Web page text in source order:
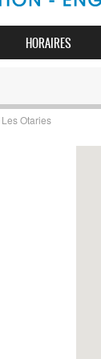
HORAIRES
Les Otaries